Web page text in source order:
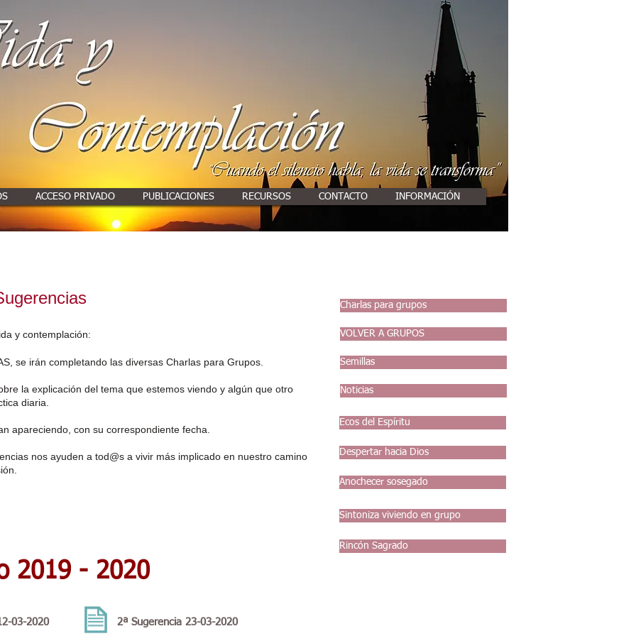
ACCESO PRIVADO PUBLICACIONES RECURSOS CONTACTO INFORMACIÓN
y contemplación:
se irán completando las diversas Charlas para Grupos.
la explicación del tema que estemos viendo y algún que otro
diaria.
apareciendo, con su correspondiente fecha.
nos ayuden a tod@s a vivir más implicado en nuestro camino
2019 - 2020
03-2020 2ª Sugerencia 23-03-2020
Charlas para grupos
VOLVER A GRUPOS
Semillas
Noticias
Ecos del Espíritu
Despertar hacia Dios
Anochecer sosegado
Sintoniza viviendo en grupo
Rincón Sagrado